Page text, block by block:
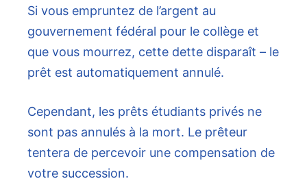
Si vous empruntez de l’argent au
gouvernement fédéral pour le collège et
que vous mourrez, cette dette disparaît – le
prêt est automatiquement annulé.
Cependant, les prêts étudiants privés ne
sont pas annulés à la mort. Le prêteur
tentera de percevoir une compensation de
votre succession.